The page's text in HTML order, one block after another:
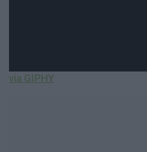
via GIPHY